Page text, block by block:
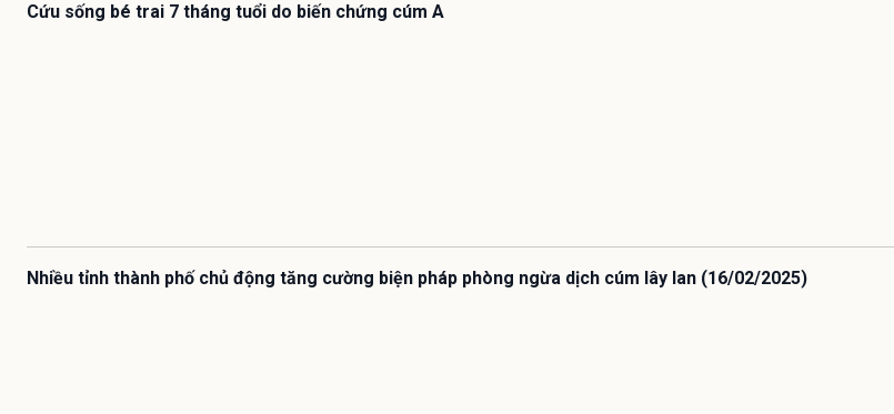
Cứu sống bé trai 7 tháng tuổi do biến chứng cúm A
Nhiều tỉnh thành phố chủ động tăng cường biện pháp phòng ngừa dịch cúm lây lan (16/02/2025)